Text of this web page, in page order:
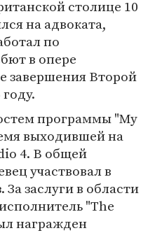
столице 10
на адвоката,
по
в опере
завершения Второй
программы "My
выходившей на
4. В общей
участвовал в
заслуги в области
"The
награжден